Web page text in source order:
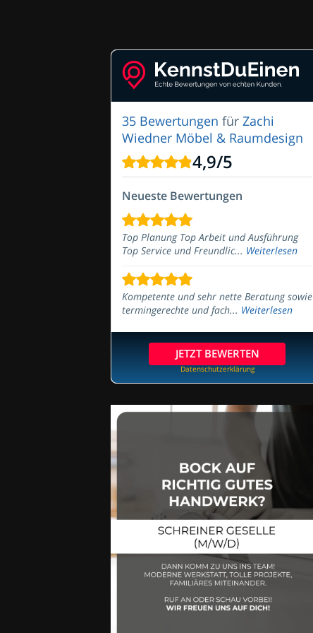
35 Bewertungen für Zachi
Wiedner Möbel & Raumdesign
4,9/5
Neueste Bewertungen
Top Planung Top Arbeit und Ausführung
Top Service und Freundlic... Weiterlesen
Kompetente und sehr nette Beratung sowie
termingerechte und fach... Weiterlesen
JETZT BEWERTEN
Datenschutzerklärung